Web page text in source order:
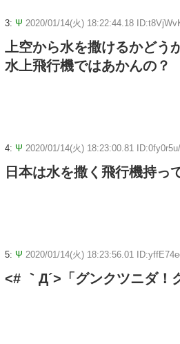
3: Ψ 2020/01/14(火) 18:22:44.18
上空から水を撒けるかどう
水上飛行機ではあかんの？
4: Ψ 2020/01/14(火) 18:23:00.81 ID:0fy0r5u/
日本は水を撒く飛行機持っ
5: Ψ 2020/01/14(火) 18:23:56.01
<# ｀Д´>「グンクツニダ！